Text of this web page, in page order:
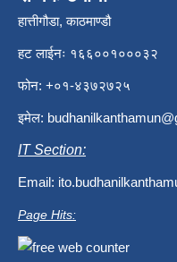
हात्तीगौडा, काठमाण्डौ
हट लाईनः १६६००१०००३२
फोन: +०१-४३७२७२५
इमेल:
IT Section:
Email:
Page Hits: